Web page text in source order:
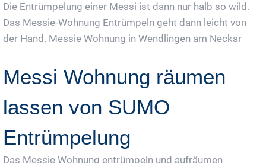
Die Entrümpelung einer Messi ist dann nur halb so wild.
Das Messie-Wohnung Entrümpeln geht dann leicht von
der Hand. Messie Wohnung in Wendlingen am Neckar
Messi Wohnung räumen
lassen von SUMO
Entrümpelung
Das Messie Wohnung entrümpeln und aufräumen